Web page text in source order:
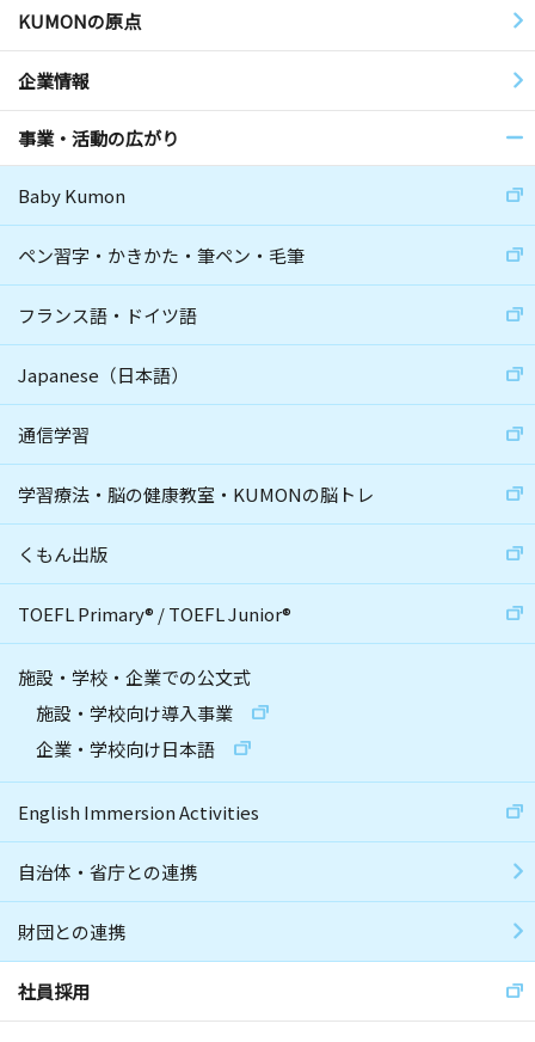
KUMONの原点
企業情報
事業・活動の広がり
Baby Kumon
ペン習字・かきかた・筆ペン・毛筆
フランス語・ドイツ語
Japanese（日本語）
通信学習
学習療法・脳の健康教室・KUMONの脳トレ
くもん出版
TOEFL Primary® /TOEFL Junior®
施設・学校・企業での公文式
施設・学校向け導入事業
企業・学校向け日本語
English Immersion Activities
自治体・省庁との連携
財団との連携
社員採用